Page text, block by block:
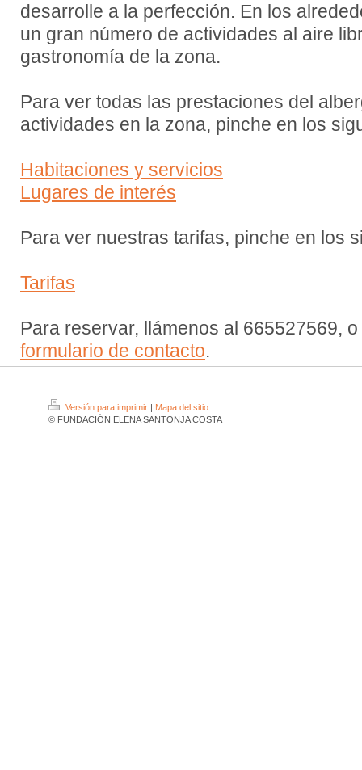
desarrolle a la perfección. En los
un gran número de actividades al aire
gastronomía de la zona.
Para ver todas las prestaciones del
actividades en la zona, pinche en los
Habitaciones y servicios
Lugares de interés
Para ver nuestras tarifas, pinche en los
Tarifas
Para reservar, llámenos al 665527569,
formulario de contacto.
Versión para imprimir | Mapa del sitio
© FUNDACIÓN ELENA SANTONJA COSTA